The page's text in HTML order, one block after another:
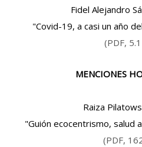
Fidel Alejandro
"Covid-19, a casi un año
(PDF,
MENCIONES
Raiza
"Guión ecocentrismo, salud
(PDF,